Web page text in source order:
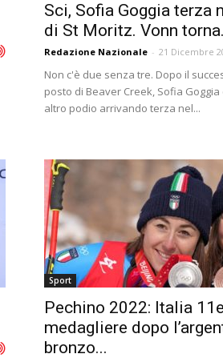
Sci, Sofia Goggia terza
di St Moritz. Vonn
Redazione Nazionale - 21 Dicembre
Non c'è due senza tre. Dopo il
posto di Beaver Creek, Sofia
altro podio arrivando terza nel...
Sport
Pechino 2022: Italia
medagliere dopo
bronzo...